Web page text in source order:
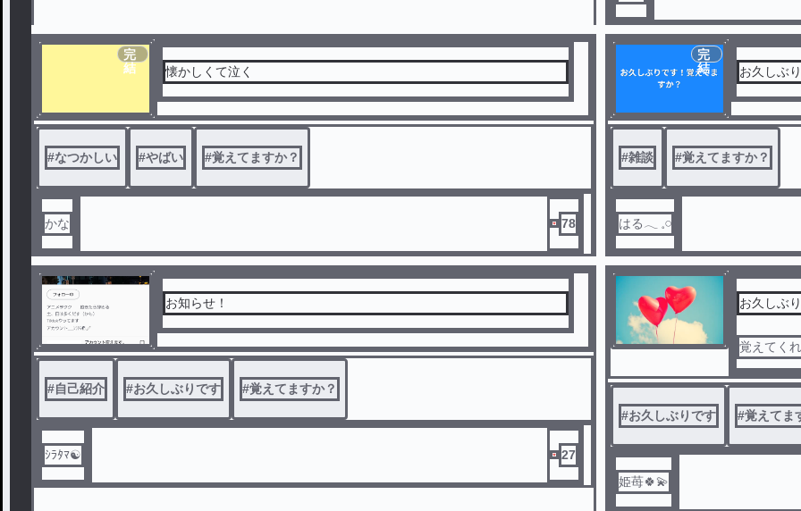
完
結
懐かしくて泣く
#なつかしい #やばい #覚えてますか？
かな 78
完
結
お久しぶ
#雑談 #覚えてますか？
はる‎𓂃 𓈒𓏸
お知らせ！
#自己紹介 #お久しぶりです #覚えてますか？
ｼﾗﾀﾏ☯ 27
お久しぶ
覚えてく
#お久しぶりです #覚えてま
姫苺🍀💫